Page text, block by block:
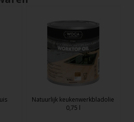
Natuurlijk keukenwerkbladolie
0,75 l